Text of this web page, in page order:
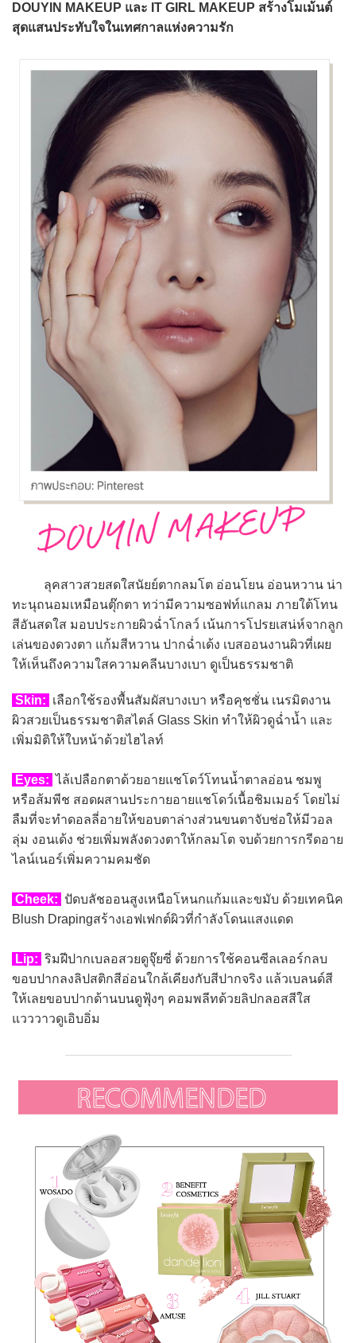
DOUYIN MAKEUP และ IT GIRL MAKEUP สร้างโมเม้นต์
สุดแสนประทับใจในเทศกาลแห่งความรัก
ลุคสาวสวยสดใสนัยย์ตากลมโต อ่อนโยน อ่อนหวาน น่า
ทะนุถนอมเหมือนตุ๊กตา ทว่ามีความซอฟท์แกลม ภายใต้โทน
สีอันสดใส มอบประกายผิวฉ่ำโกลว์ เน้นการโปรยเสน่ห์จากลูก
เล่นของดวงตา แก้มสีหวาน ปากฉ่ำเด้ง เบสออนงานผิวที่เผย
ให้เห็นถึงความใสความคลีนบางเบา ดูเป็นธรรมชาติ
Skin: เลือกใช้รองพื้นสัมผัสบางเบา หรือคุชชั่น เนรมิตงาน
ผิวสวยเป็นธรรมชาติสไตล์ Glass Skin ทำให้ผิวดูฉ่ำน้ำ และ
เพิ่มมิติให้ใบหน้าด้วยไฮไลท์
Eyes: ไล้เปลือกตาด้วยอายแชโดว์โทนน้ำตาลอ่อน ชมพู
หรือส้มพีช สอดผสานประกายอายแชโดว์เนื้อชิมเมอร์ โดยไม่
ลืมที่จะทำดอลลี่อายให้ขอบตาล่างส่วนขนตาจับช่อให้มีวอล
ลุ่ม งอนเด้ง ช่วยเพิ่มพลังดวงตาให้กลมโต จบด้วยการกรีดอาย
ไลน์เนอร์เพิ่มความคมชัด
Cheek: ปัดบลัชออนสูงเหนือโหนกแก้มและขมับ ด้วยเทคนิค
Blush Drapingสร้างเอฟเฟกต์ผิวที่กำลังโดนแสงแดด
Lip: ริมฝีปากเบลอสวยดูจุ๊ยซี่ ด้วยการใช้คอนซีลเลอร์กลบ
ขอบปากลงลิปสติกสีอ่อนใกล้เคียงกับสีปากจริง แล้วเบลนด์สี
ให้เลยขอบปากด้านบนดูฟุ้งๆ คอมพลีทด้วยลิปกลอสสีใส
แวววาวดูเอิบอิ่ม